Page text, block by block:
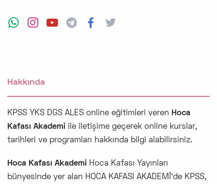
Hakkında
KPSS YKS DGS ALES online eğitimleri veren Hoca
Kafası Akademi ile iletişime geçerek online kurslar,
tarihleri ve programları hakkında bilgi alabilirsiniz.
Hoca Kafası Akademi Hoca Kafası Yayınları
bünyesinde yer alan HOCA KAFASI AKADEMİ’de KPSS,